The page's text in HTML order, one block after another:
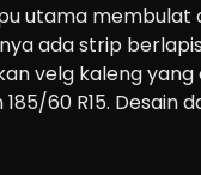
utama membulat
ada strip
velg kaleng
60 R15. Desain